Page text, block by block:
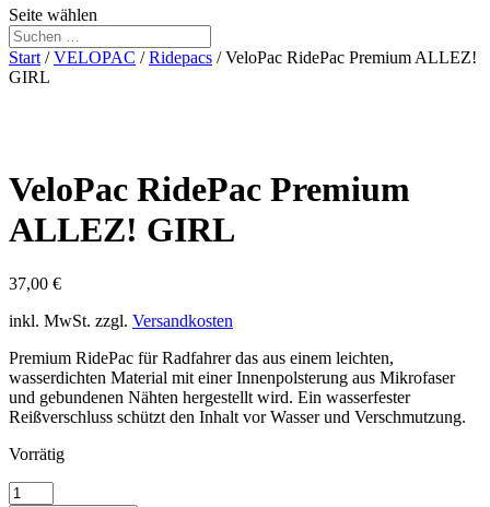
Seite wählen
Start /VELOPAC /Ridepacs / VeloPac RidePac Premium ALLEZ!
GIRL
VeloPac RidePac Premium
ALLEZ! GIRL
37,00 €
inkl. MwSt. zzgl. Versandkosten
Premium RidePac für Radfahrer das aus einem leichten,
wasserdichten Material mit einer Innenpolsterung aus Mikrofaser
und gebundenen Nähten hergestellt wird. Ein wasserfester
Reißverschluss schützt den Inhalt vor Wasser und Verschmutzung.
Vorrätig
VeloPac